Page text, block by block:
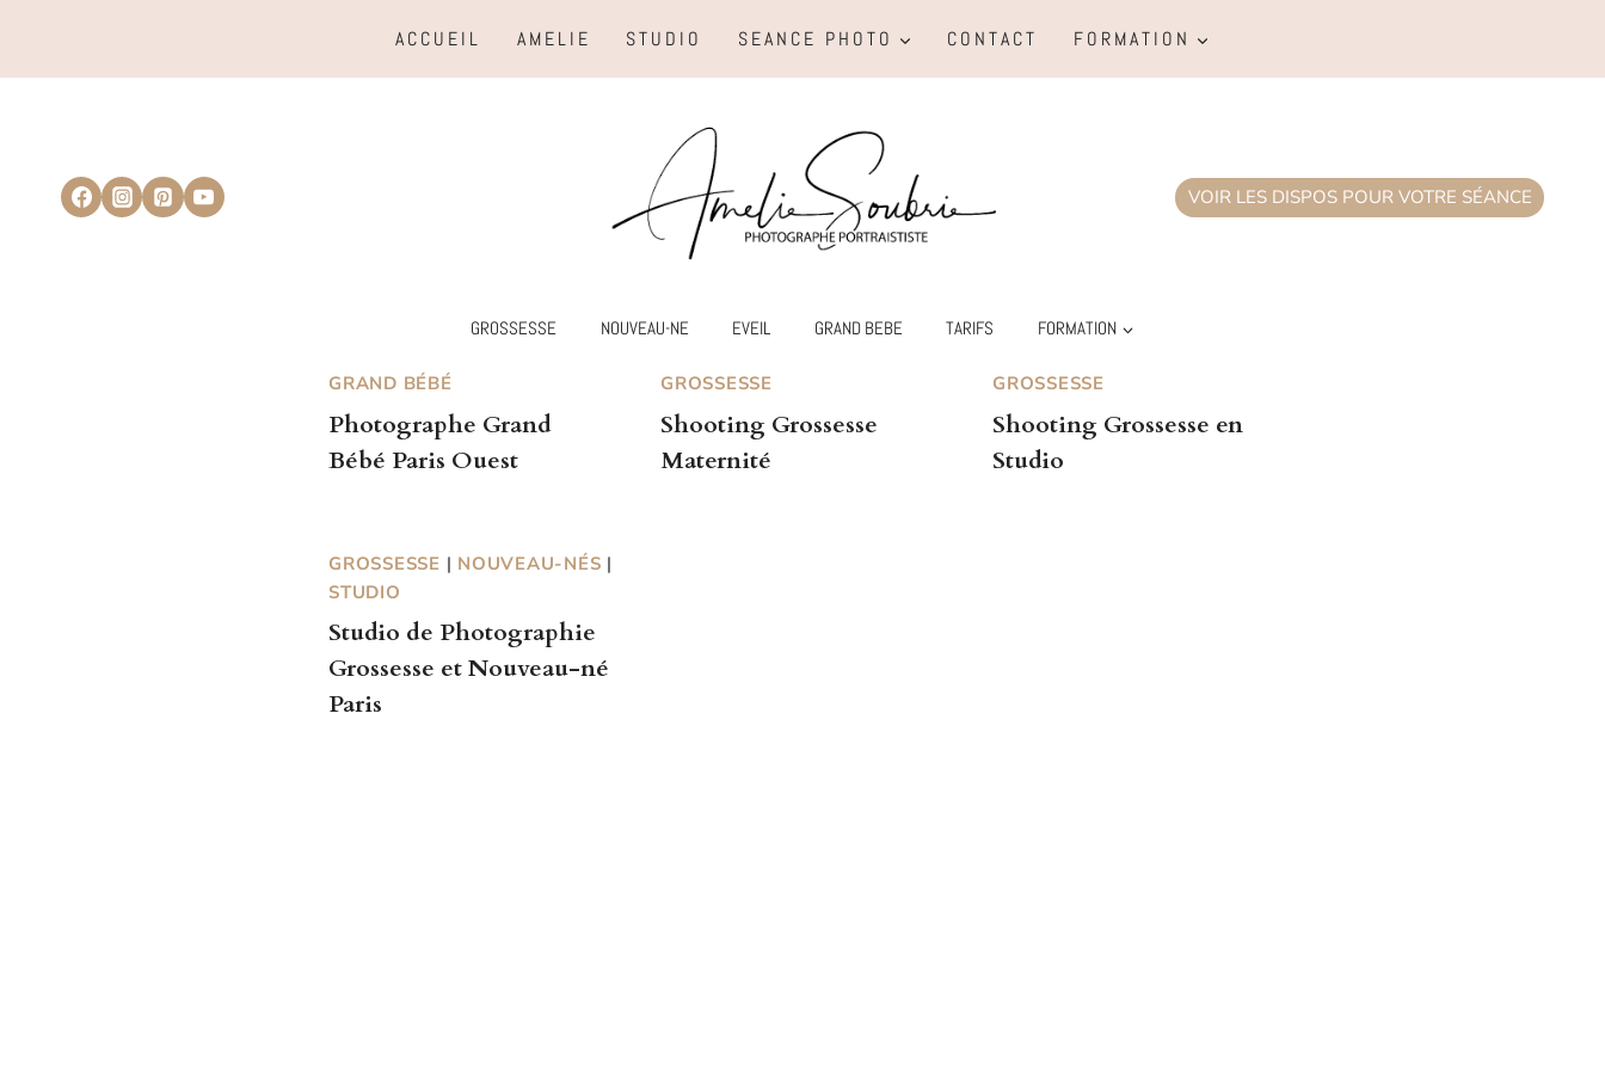
contenu
ACCUEIL AMELIE STUDIO SEANCE PHOTO CONTACT FORMATION
VOIR LES DISPOS POUR VOTRE SÉANCE
GROSSESSE NOUVEAU-NE EVEIL GRAND BEBE TARIFS FORMATION
GRAND BÉBÉ
Photographe Grand
Bébé Paris Ouest
GROSSESSE
Shooting Grossesse
Maternité
GROSSESSE
Shooting Grossesse en
Studio
GROSSESSE | NOUVEAU-NÉS |
STUDIO
Studio de Photographie
Grossesse et Nouveau-né
Paris